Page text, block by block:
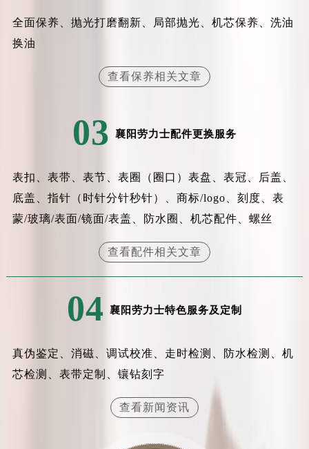
全面保养、抛光打磨翻新、局部抛光、机芯保养、洗油
换油
查看保养相关文章
03 襄阳劳力士配件更换服务
表扣、表带、表节、表圈（圈口）表盘、表冠、后盖、
底盖、指针（时针分针秒针）、商标/logo、刻度、表
蒙/玻璃/表面/镜面/表盖、防水圈、机芯配件、螺丝
查看配件相关文章
04 襄阳劳力士特色服务及定制
真伪鉴定、消磁、调试校准、走时检测、防水检测、机
芯检测、表带定制、镶钻刻字
查看新闻资讯